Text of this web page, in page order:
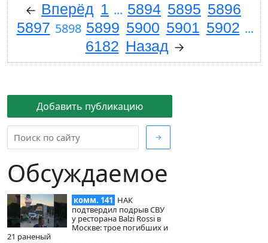
Добавить публикацию
→
Обсуждаемое
комм. 141 НАК
подтвердил подрыв СВУ
у ресторана Balzi Rossi в
Москве: трое погибших и
21 раненый
← Вперёд 1 ... 5894 5895 5896
5897 5898 5899 5900 5901 5902 ...
6182 Назад →